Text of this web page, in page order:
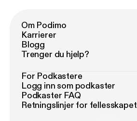
Om Podimo
Karrierer
Blogg
Trenger du hjelp?
For Podkastere
Logg inn som podkaster
Podkaster FAQ
Retningslinjer for fellesskapet